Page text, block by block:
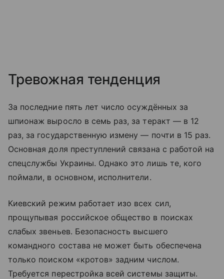
Тревожная тенденция
За последние пять лет число осуждённых за
шпионаж выросло в семь раз, за теракт — в 12
раз, за государственную измену — почти в 15 раз.
Основная доля преступлений связана с работой на
спецслужбы Украины. Однако это лишь те, кого
поймали, в основном, исполнители.
Киевский режим работает изо всех сил,
прощупывая российское общество в поисках
слабых звеньев. Безопасность высшего
командного состава не может быть обеспечена
только поиском «кротов» задним числом.
Требуется перестройка всей системы защиты.